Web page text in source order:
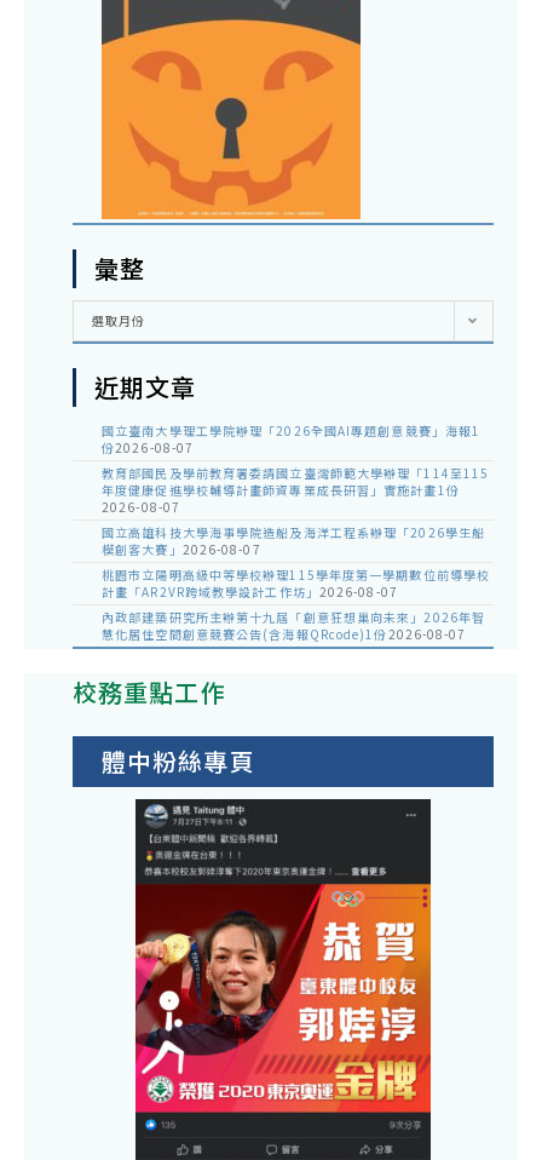
彙整
彙
選取月份
近期文章
國立臺南大學理工學院辦理「2026全國AI專題創意競賽」海報1
份2026-08-07
教育部國民及學前教育署委請國立臺灣師範大學辦理「114至115
年度健康促進學校輔導計畫師資專業成長研習」實施計畫1份
2026-08-07
國立高雄科技大學海事學院造船及海洋工程系辦理「2026學生船
模創客大賽」 2026-08-07
桃園市立陽明高級中等學校辦理115學年度第一學期數位前導學校
計畫「AR2VR跨域教學設計工作坊」 2026-08-07
內政部建築研究所主辦第十九屆「創意狂想巢向未來」2026年智
慧化居住空間創意競賽公告(含海報QRcode)1份2026-08-07
校務重點工作
體中粉絲專頁